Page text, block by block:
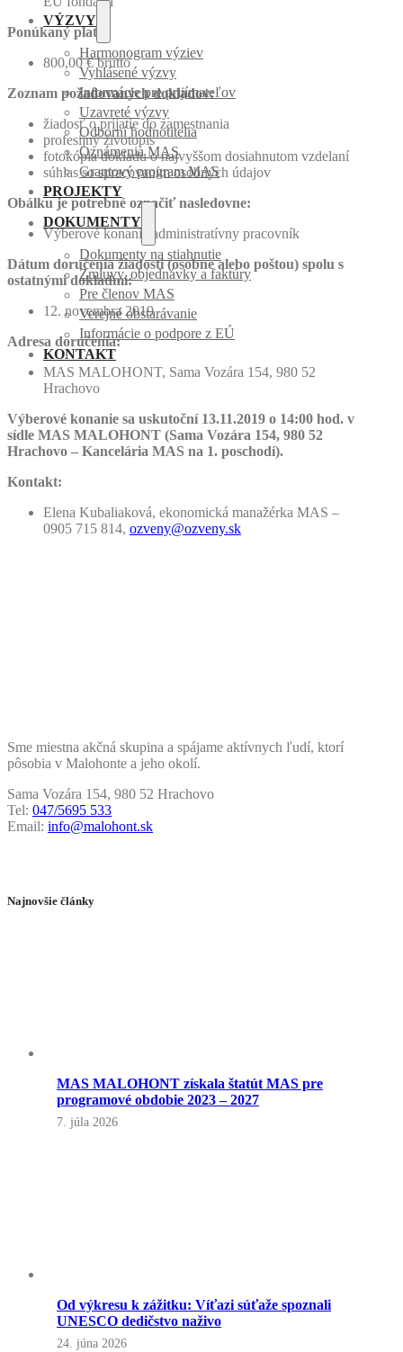
VÝZVY
Harmonogram výziev
Vyhlásené výzvy
Informácie pre prijímateľov
Uzavreté výzvy
Odborní hodnotitelia
Oznámenia MAS
Grantový program MAS
PROJEKTY
DOKUMENTY
Dokumenty na stiahnutie
Zmluvy, objednávky a faktúry
Pre členov MAS
Verejné obstarávanie
Informácie o podpore z EÚ
KONTAKT
Ponúkaný plat:
800,00 € brutto
Zoznam požadovaných dokladov:
žiadosť o prijatie do zamestnania
profesijný životopis
fotokópia dokladu o najvyššom dosiahnutom vzdelaní
súhlas so spracovaním osobných údajov
Obálku je potrebné označiť nasledovne:
Výberové konanie administratívny pracovník
Dátum doručenia žiadosti (osobne alebo poštou) spolu s
ostatnými dokladmi:
12. novembra 2019
Adresa doručenia:
MAS MALOHONT, Sama Vozára 154, 980 52
Hrachovo
Výberové konanie sa uskutoční 13.11.2019 o 14:00 hod. v
sídle MAS MALOHONT (Sama Vozára 154, 980 52
Hrachovo – Kancelária MAS na 1. poschodí).
Kontakt:
Elena Kubaliaková, ekonomická manažérka MAS –
0905 715 814, ozveny@ozveny.sk
Sme miestna akčná skupina a spájame aktívnych ľudí, ktorí
pôsobia v Malohonte a jeho okolí.
Sama Vozára 154, 980 52 Hrachovo
Tel: 047/5695 533
Email: info@malohont.sk
Najnovšie články
MAS MALOHONT získala štatút MAS pre
programové obdobie 2023 – 2027
7. júla 2026
Od výkresu k zážitku: Víťazi súťaže spoznali
UNESCO dedičstvo naživo
24. júna 2026